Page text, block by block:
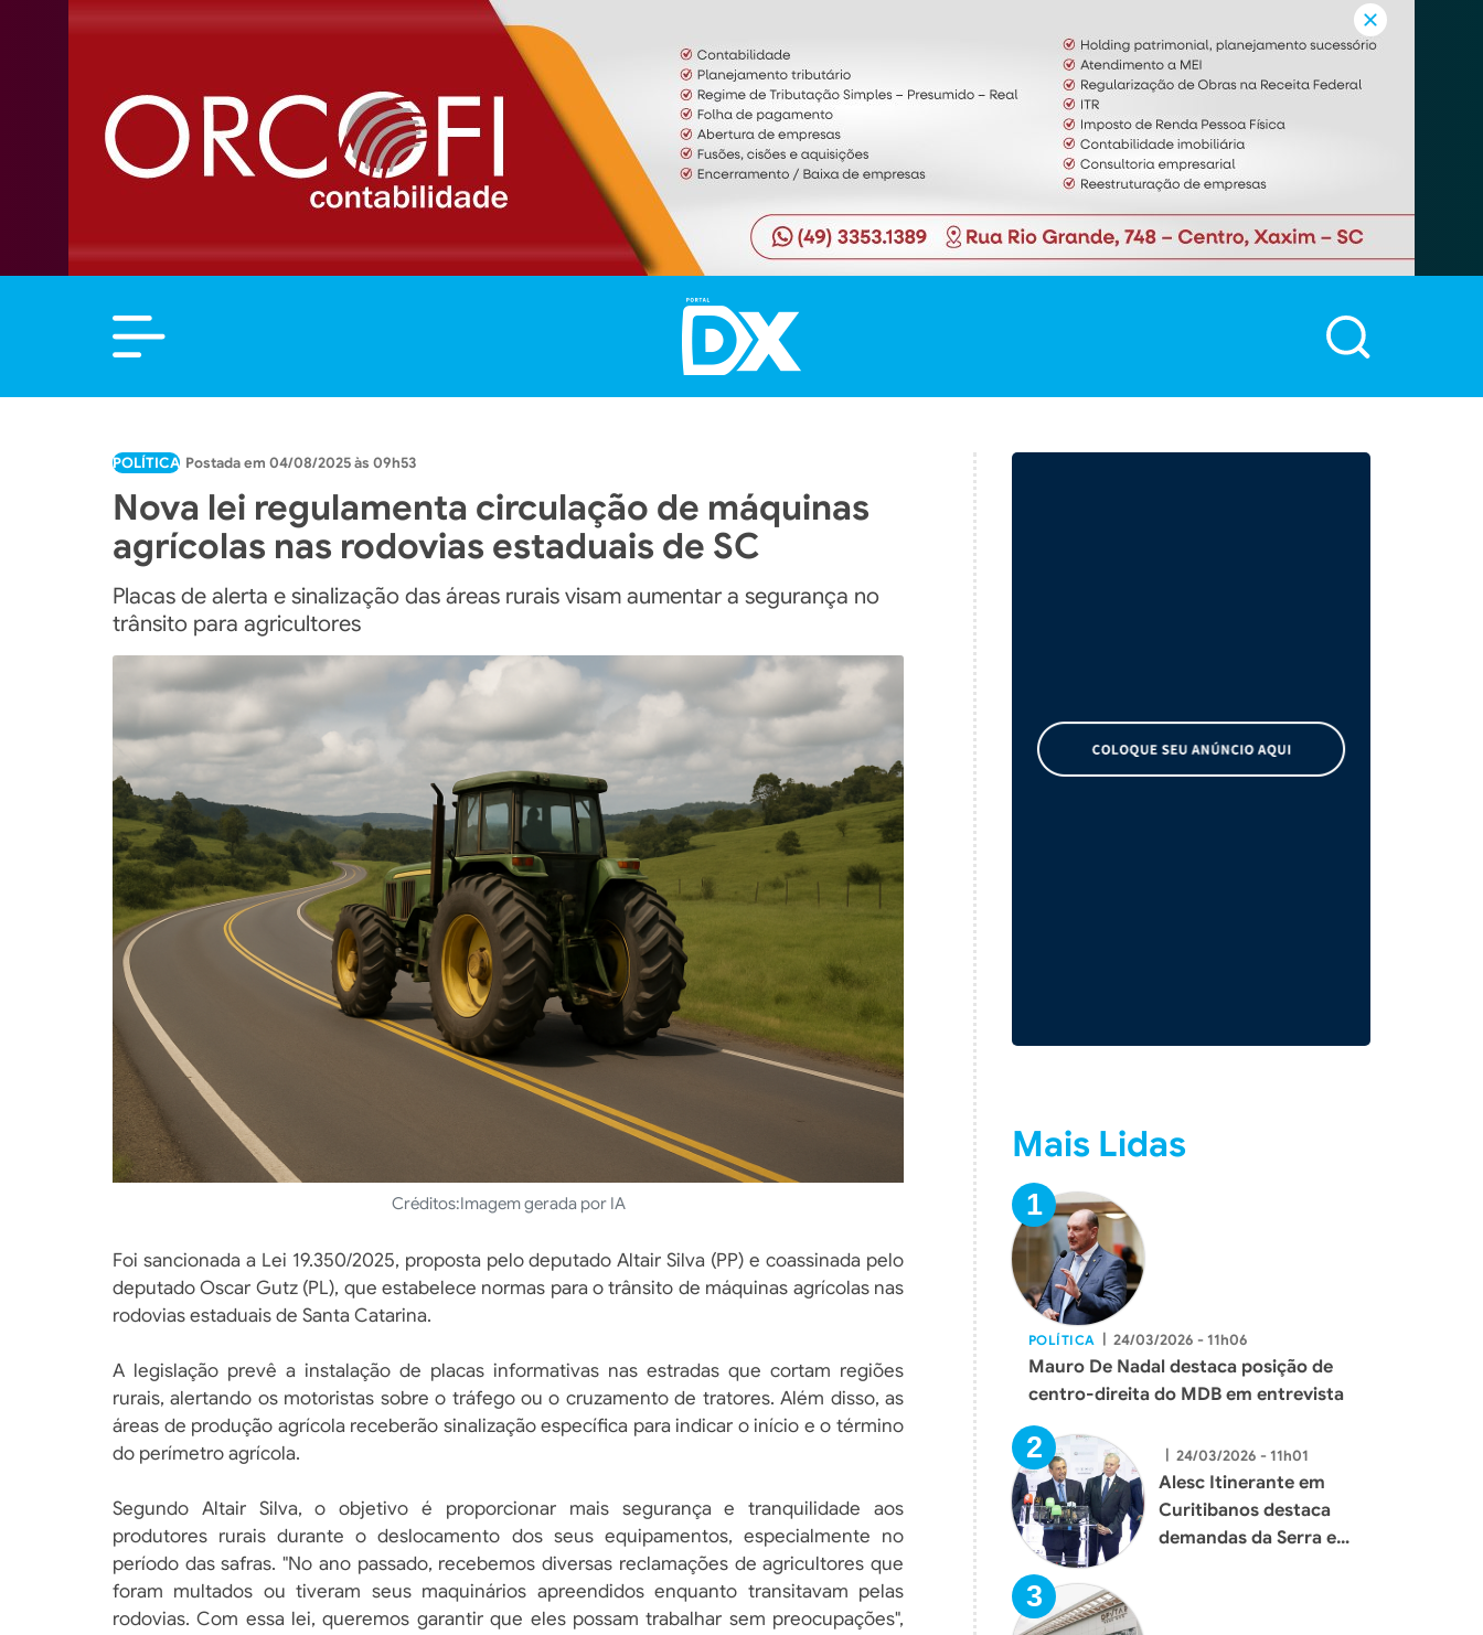
POLÍTICA 04/08/2025 às 09h53
Nova lei regulamenta circulação de máquinas
agrícolas nas rodovias estaduais de SC
Placas de alerta e sinalização das áreas rurais visam aumentar a segurança no
trânsito para agricultores
Créditos:Imagem gerada por IA
Foi sancionada a Lei 19.350/2025, proposta pelo deputado Altair Silva (PP) e coassinada pelo
deputado Oscar Gutz (PL), que estabelece normas para o trânsito de máquinas agrícolas nas
rodovias estaduais de Santa Catarina.
A legislação prevê a instalação de placas informativas nas estradas que cortam regiões
rurais, alertando os motoristas sobre o tráfego ou o cruzamento de tratores. Além disso, as
áreas de produção agrícola receberão sinalização específica para indicar o início e o término
do perímetro agrícola.
Segundo Altair Silva, o objetivo é proporcionar mais segurança e tranquilidade aos
produtores rurais durante o deslocamento dos seus equipamentos, especialmente no
período das safras. "No ano passado, recebemos diversas reclamações de agricultores que
foram multados ou tiveram seus maquinários apreendidos enquanto transitavam pelas
rodovias. Com essa lei, queremos garantir que eles possam trabalhar sem preocupações",
Mais Lidas
POLÍTICA | 24/03/2026 - 11h06
Mauro De Nadal destaca posição de
centro-direita do MDB em entrevista
| 24/03/2026 - 11h01
Alesc Itinerante em
Curitibanos destaca
demandas da Serra e